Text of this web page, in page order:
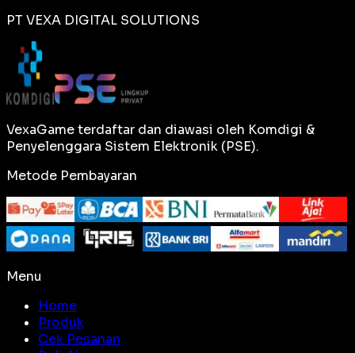
PT VEXA DIGITAL SOLUTIONS
VexaGame terdaftar dan diawasi oleh Komdigi &
Penyelenggara Sistem Elektronik (PSE).
Metode Pembayaran
Menu
Home
Produk
Cek Pesanan